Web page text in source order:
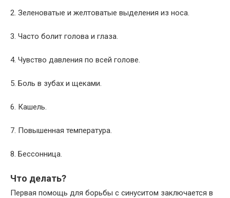
2. Зеленоватые и желтоватые выделения из носа.
3. Часто болит голова и глаза.
4. Чувство давления по всей голове.
5. Боль в зубах и щеками.
6. Кашель.
7. Повышенная температура.
8. Бессонница.
Что делать?
Первая помощь для борьбы с синуситом заключается в